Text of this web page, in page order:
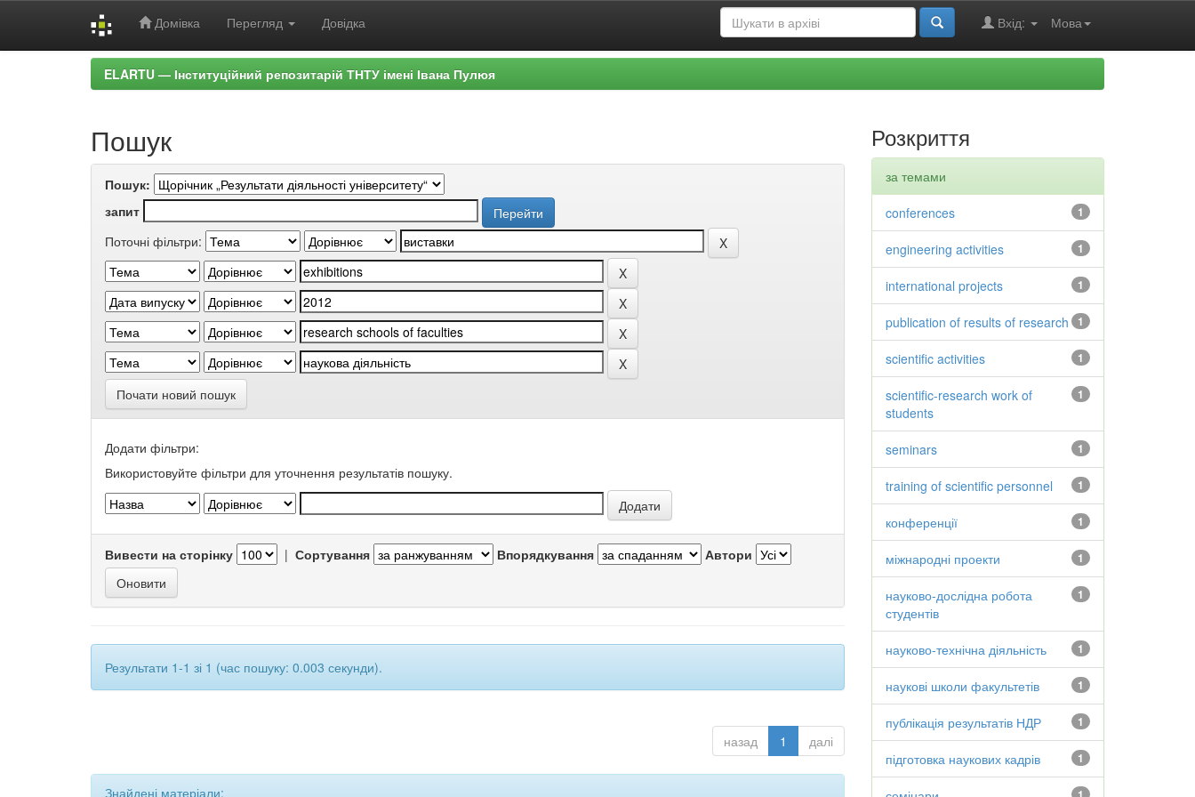
Домівка Перегляд Довідка Мова
Вхід:
ELARTU — Інституційний репозитарій ТНТУ імені Івана Пулюя
Пошук
Пошук:
запит
Поточні фільтри:
Почати новий пошук
Додати фільтри:
Використовуйте фільтри для уточнення результатів пошуку.
Вивести на сторінку | Сортування Впорядкування Автори
Результати 1-1 зі 1 (час пошуку: 0.003 секунди).
назад 1 далі
Знайдені матеріали:
Розкриття
за темами
1
conferences
1
engineering activities
1
international projects
1
publication of results of research
1
scientific activities
1
scientific-research work of
students
1
seminars
1
training of scientific personnel
1
конференції
1
міжнародні проекти
1
науково-дослідна робота
студентів
1
науково-технічна діяльність
1
наукові школи факультетів
1
публікація результатів НДР
1
підготовка наукових кадрів